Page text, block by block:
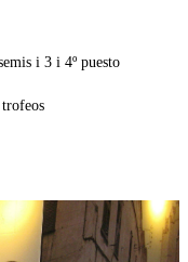
i 3 i 4º puesto
trofeos